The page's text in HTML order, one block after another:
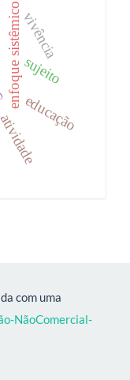
enfoque sistêmicosujeito
atividadeeducação
vivência
com uma
NãoComercial-